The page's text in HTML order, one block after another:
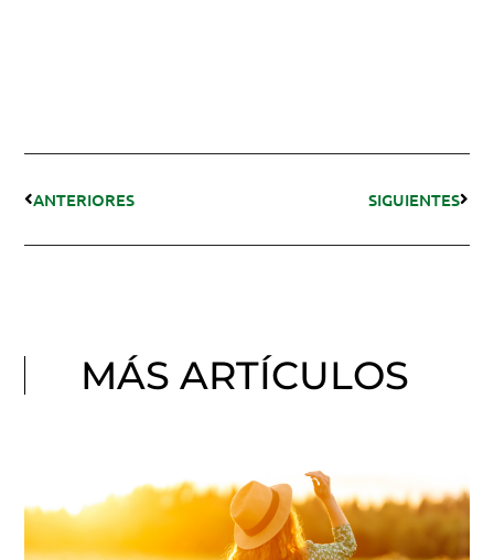
ANTERIORES SIGUIENTES
MÁS ARTÍCULOS